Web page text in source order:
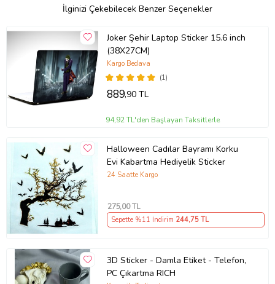
ayrılma yapmaz, iz bırakmaz.
-Ürünlerimiz, kargoda hasar
almayacak şekilde paketlenip,
teslim edilmektedir.
İlginizi Çekebilecek Benzer Seçenekler
Joker Şehir Laptop Sticker 15.6 inch
(38X27CM)
(1)
Kargo Bedava
889,90 TL
94,92 TL'den Başlayan Taksitlerle
Halloween Cadılar Bayramı Korku
Evi Kabartma Hediyelik Sticker
24 Saatte Kargo
275,00 TL
Sepette %11 İndirim 244,75 TL
3D Sticker - Damla Etiket - Telefon,
PC Çıkartma RICH